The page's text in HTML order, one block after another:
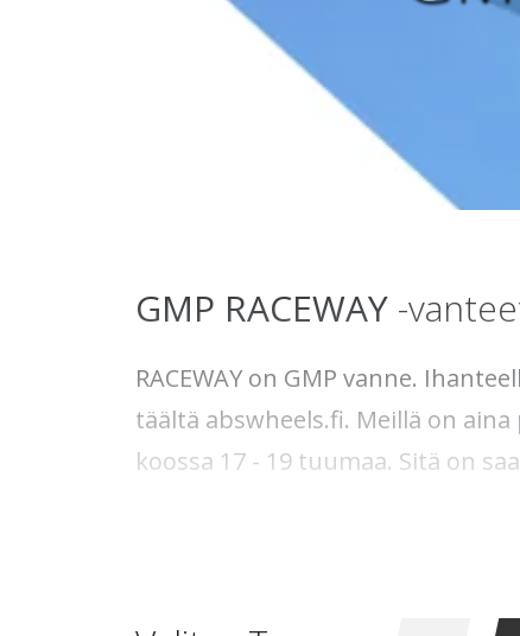
GMP RACEWAY -
RACEWAY on GMP vanne.
täältä abswheels.fi. Meillä on
koossa 17 - 19 tuumaa. Sitä on